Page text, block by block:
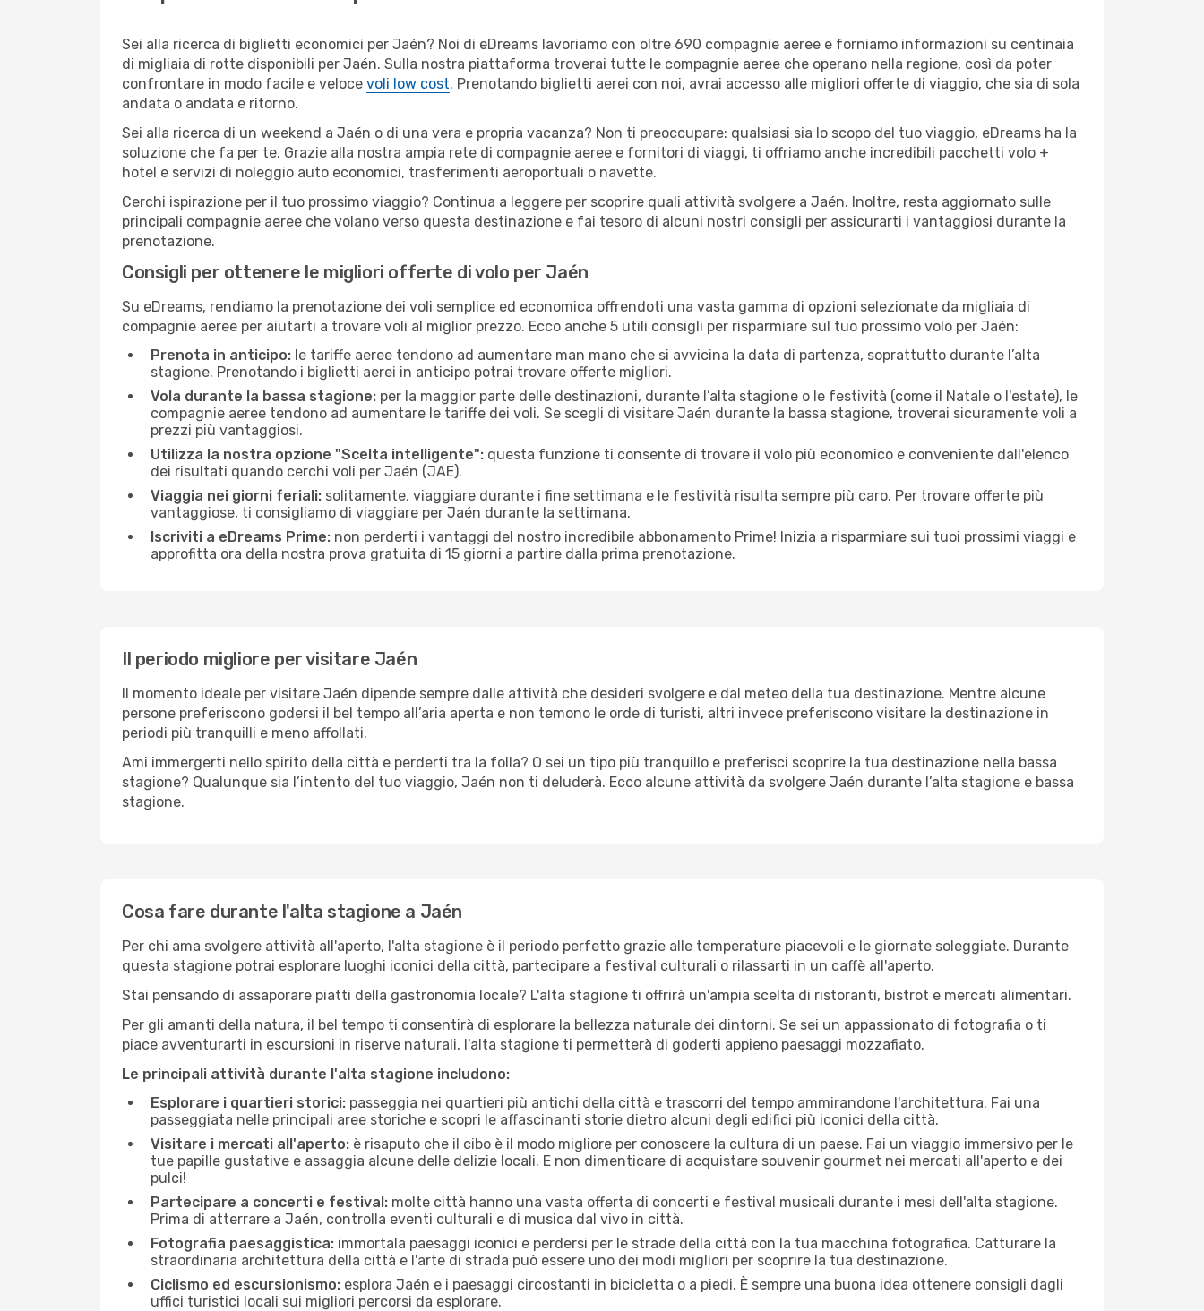
Sei alla ricerca di biglietti economici per Jaén? Noi di eDreams lavoriamo con oltre 690 compagnie aeree e forniamo informazioni su centinaia
di migliaia di rotte disponibili per Jaén. Sulla nostra piattaforma troverai tutte le compagnie aeree che operano nella regione, così da poter
confrontare in modo facile e veloce voli low cost. Prenotando biglietti aerei con noi, avrai accesso alle migliori offerte di viaggio, che sia di sola
andata o andata e ritorno.
Sei alla ricerca di un weekend a Jaén o di una vera e propria vacanza? Non ti preoccupare: qualsiasi sia lo scopo del tuo viaggio, eDreams ha la
soluzione che fa per te. Grazie alla nostra ampia rete di compagnie aeree e fornitori di viaggi, ti offriamo anche incredibili pacchetti volo +
hotel e servizi di noleggio auto economici, trasferimenti aeroportuali o navette.
Cerchi ispirazione per il tuo prossimo viaggio? Continua a leggere per scoprire quali attività svolgere a Jaén. Inoltre, resta aggiornato sulle
principali compagnie aeree che volano verso questa destinazione e fai tesoro di alcuni nostri consigli per assicurarti i vantaggiosi durante la
prenotazione.
Consigli per ottenere le migliori offerte di volo per Jaén
Su eDreams, rendiamo la prenotazione dei voli semplice ed economica offrendoti una vasta gamma di opzioni selezionate da migliaia di
compagnie aeree per aiutarti a trovare voli al miglior prezzo. Ecco anche 5 utili consigli per risparmiare sul tuo prossimo volo per Jaén:
Prenota in anticipo: le tariffe aeree tendono ad aumentare man mano che si avvicina la data di partenza, soprattutto durante l’alta
stagione. Prenotando i biglietti aerei in anticipo potrai trovare offerte migliori.
Vola durante la bassa stagione: per la maggior parte delle destinazioni, durante l’alta stagione o le festività (come il Natale o l'estate), le
compagnie aeree tendono ad aumentare le tariffe dei voli. Se scegli di visitare Jaén durante la bassa stagione, troverai sicuramente voli a
prezzi più vantaggiosi.
Utilizza la nostra opzione "Scelta intelligente": questa funzione ti consente di trovare il volo più economico e conveniente dall'elenco
dei risultati quando cerchi voli per Jaén (JAE).
Viaggia nei giorni feriali: solitamente, viaggiare durante i fine settimana e le festività risulta sempre più caro. Per trovare offerte più
vantaggiose, ti consigliamo di viaggiare per Jaén durante la settimana.
Iscriviti a eDreams Prime: non perderti i vantaggi del nostro incredibile abbonamento Prime! Inizia a risparmiare sui tuoi prossimi viaggi e
approfitta ora della nostra prova gratuita di 15 giorni a partire dalla prima prenotazione.
Il periodo migliore per visitare Jaén
Il momento ideale per visitare Jaén dipende sempre dalle attività che desideri svolgere e dal meteo della tua destinazione. Mentre alcune
persone preferiscono godersi il bel tempo all’aria aperta e non temono le orde di turisti, altri invece preferiscono visitare la destinazione in
periodi più tranquilli e meno affollati.
Ami immergerti nello spirito della città e perderti tra la folla? O sei un tipo più tranquillo e preferisci scoprire la tua destinazione nella bassa
stagione? Qualunque sia l’intento del tuo viaggio, Jaén non ti deluderà. Ecco alcune attività da svolgere Jaén durante l’alta stagione e bassa
stagione.
Cosa fare durante l'alta stagione a Jaén
Per chi ama svolgere attività all'aperto, l'alta stagione è il periodo perfetto grazie alle temperature piacevoli e le giornate soleggiate. Durante
questa stagione potrai esplorare luoghi iconici della città, partecipare a festival culturali o rilassarti in un caffè all'aperto.
Stai pensando di assaporare piatti della gastronomia locale? L'alta stagione ti offrirà un'ampia scelta di ristoranti, bistrot e mercati alimentari.
Per gli amanti della natura, il bel tempo ti consentirà di esplorare la bellezza naturale dei dintorni. Se sei un appassionato di fotografia o ti
piace avventurarti in escursioni in riserve naturali, l'alta stagione ti permetterà di goderti appieno paesaggi mozzafiato.
Le principali attività durante l'alta stagione includono:
Esplorare i quartieri storici: passeggia nei quartieri più antichi della città e trascorri del tempo ammirandone l'architettura. Fai una
passeggiata nelle principali aree storiche e scopri le affascinanti storie dietro alcuni degli edifici più iconici della città.
Visitare i mercati all'aperto: è risaputo che il cibo è il modo migliore per conoscere la cultura di un paese. Fai un viaggio immersivo per le
tue papille gustative e assaggia alcune delle delizie locali. E non dimenticare di acquistare souvenir gourmet nei mercati all'aperto e dei
pulci!
Partecipare a concerti e festival: molte città hanno una vasta offerta di concerti e festival musicali durante i mesi dell'alta stagione.
Prima di atterrare a Jaén, controlla eventi culturali e di musica dal vivo in città.
Fotografia paesaggistica: immortala paesaggi iconici e perdersi per le strade della città con la tua macchina fotografica. Catturare la
straordinaria architettura della città e l'arte di strada può essere uno dei modi migliori per scoprire la tua destinazione.
Ciclismo ed escursionismo: esplora Jaén e i paesaggi circostanti in bicicletta o a piedi. È sempre una buona idea ottenere consigli dagli
uffici turistici locali sui migliori percorsi da esplorare.